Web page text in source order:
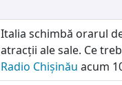
Italia schimbă orarul
atracții ale sale. Ce
Radio Chișinău acum